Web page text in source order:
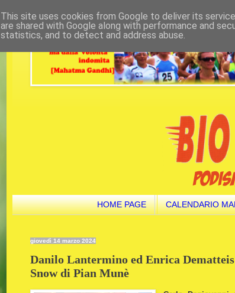
HOME PAGE CALENDARIO
giovedì 14 marzo 2024
Danilo Lantermino ed Enrica
Snow di Pian Munè
This site uses cookies from Google to deliver its
are shared with Google along with performance and
statistics, and to detect and address abuse.